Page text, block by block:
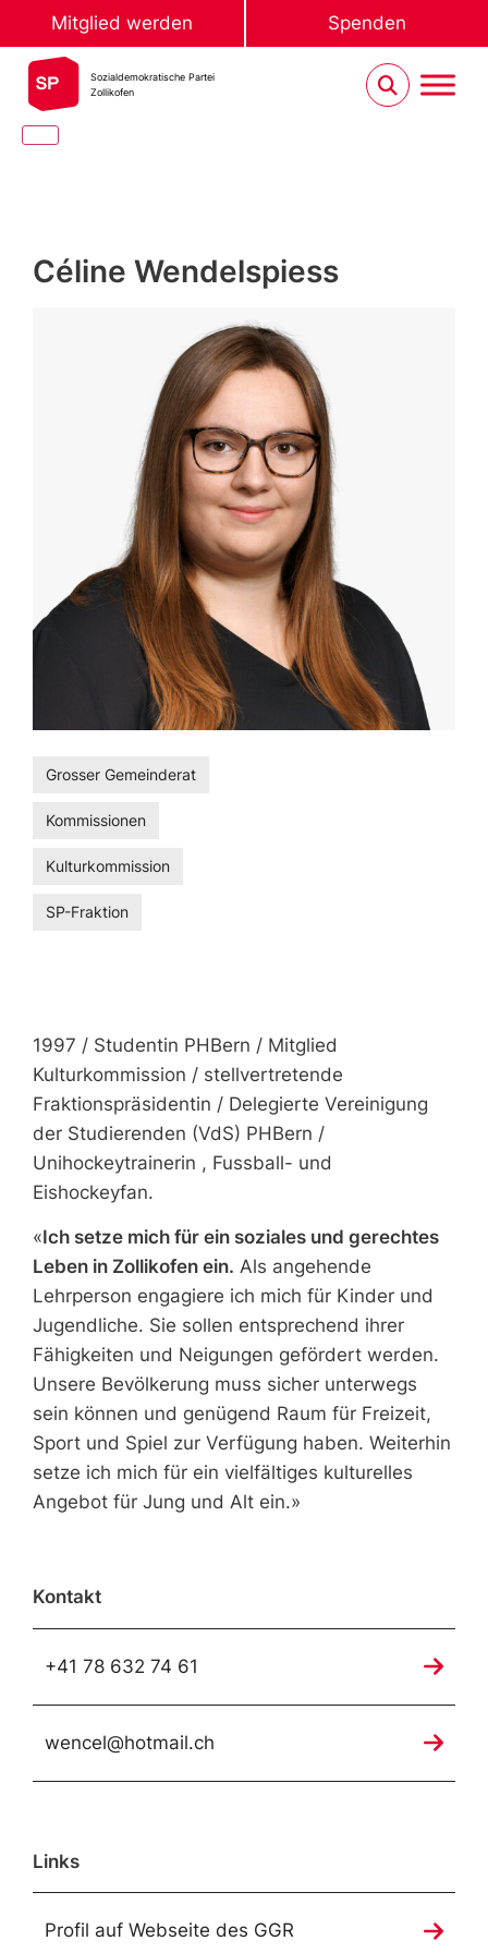
Mitglied werden Spenden
Sozialdemokratische Partei
Zollikofen
Céline Wendelspiess
Grosser Gemeinderat
Kommissionen
Kulturkommission
SP-Fraktion
1997 / Studentin PHBern / Mitglied
Kulturkommission / stellvertretende
Fraktionspräsidentin / Delegierte Vereinigung
der Studierenden (VdS) PHBern /
Unihockeytrainerin , Fussball- und
Eishockeyfan.
«Ich setze mich für ein soziales und gerechtes
Leben in Zollikofen ein. Als angehende
Lehrperson engagiere ich mich für Kinder und
Jugendliche. Sie sollen entsprechend ihrer
Fähigkeiten und Neigungen gefördert werden.
Unsere Bevölkerung muss sicher unterwegs
sein können und genügend Raum für Freizeit,
Sport und Spiel zur Verfügung haben. Weiterhin
setze ich mich für ein vielfältiges kulturelles
Angebot für Jung und Alt ein.»
Kontakt
+41 78 632 74 61
wencel@hotmail.ch
Links
Profil auf Webseite des GGR